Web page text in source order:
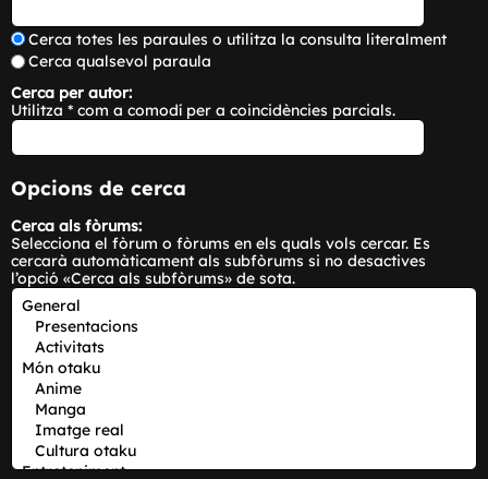
Cerca totes les paraules o utilitza la consulta literalment
Cerca qualsevol paraula
Cerca per autor:
Utilitza * com a comodí per a coincidències parcials.
Opcions de cerca
Cerca als fòrums:
Selecciona el fòrum o fòrums en els quals vols cercar. Es
cercarà automàticament als subfòrums si no desactives
l’opció «Cerca als subfòrums» de sota.